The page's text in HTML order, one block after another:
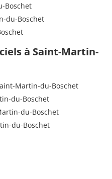
Boschet
du-Boschet
à Saint-Martin-
Martin-du-Boschet
du-Boschet
du-Boschet
du-Boschet